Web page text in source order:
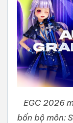
EGC 2026
bốn bộ môn: